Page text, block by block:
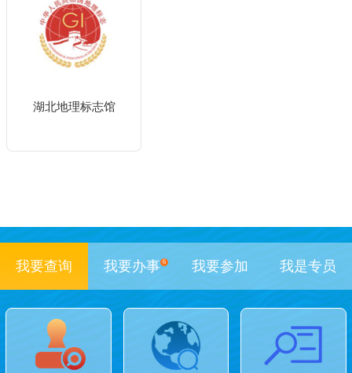
湖北地理标志馆
我要查询 我要办事 6 我要参加 我是专员